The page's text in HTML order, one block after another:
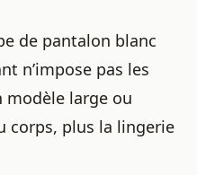
de pantalon blanc
n’impose pas les
modèle large ou
corps, plus la lingerie